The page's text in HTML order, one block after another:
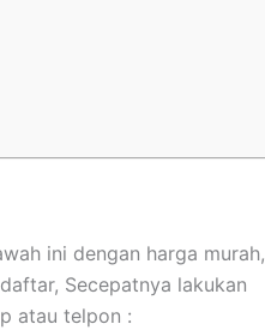
ini dengan harga murah,
Secepatnya lakukan
atau telpon :